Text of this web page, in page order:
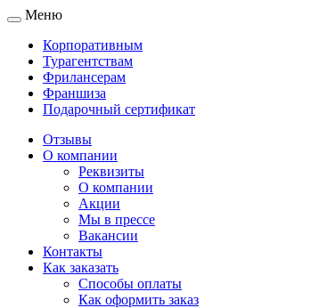
Toggle
navigation
Меню
Корпоративным
Турагентствам
Фрилансерам
Франшиза
Подарочный сертификат
Отзывы
О компании
Реквизиты
О компании
Акции
Мы в прессе
Вакансии
Контакты
Как заказать
Способы оплаты
Как оформить заказ